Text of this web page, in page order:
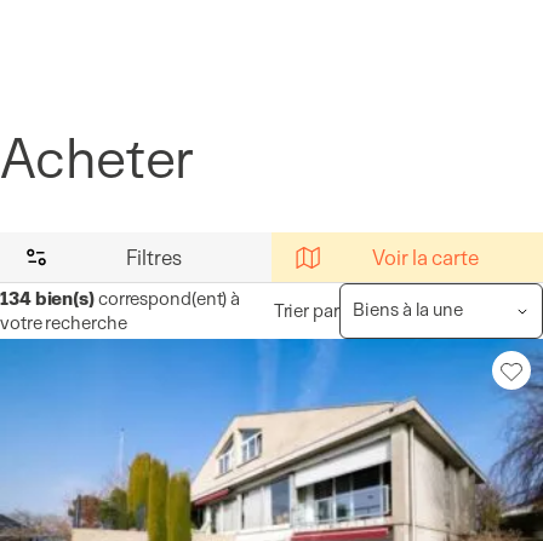
Acheter
Filtres Voir la carte
134bien(s)correspond(ent) à
votre recherche
Trier par